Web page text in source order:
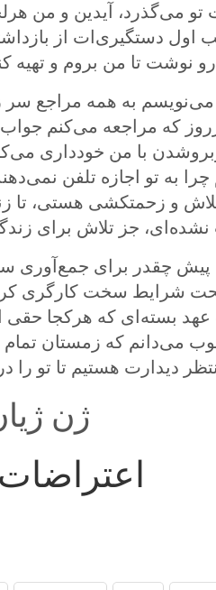
تو می‌گذرد، آیدین و
دستگیری‌ات از
نوشت تا من بروم و تهیه
می‌نویسم به همه مراجع
که مراجعه می‌کنم
با من خودداری
به تو اجازه تلفن
و زحمتکشی هستی، تا
جز تلاش برای
شرایط سخت کارگری کرده
عهد بسته‌ای که هرکجا حقی
خوب می‌دانم که زمستان
دیدارت هستیم تا تو را
ژن